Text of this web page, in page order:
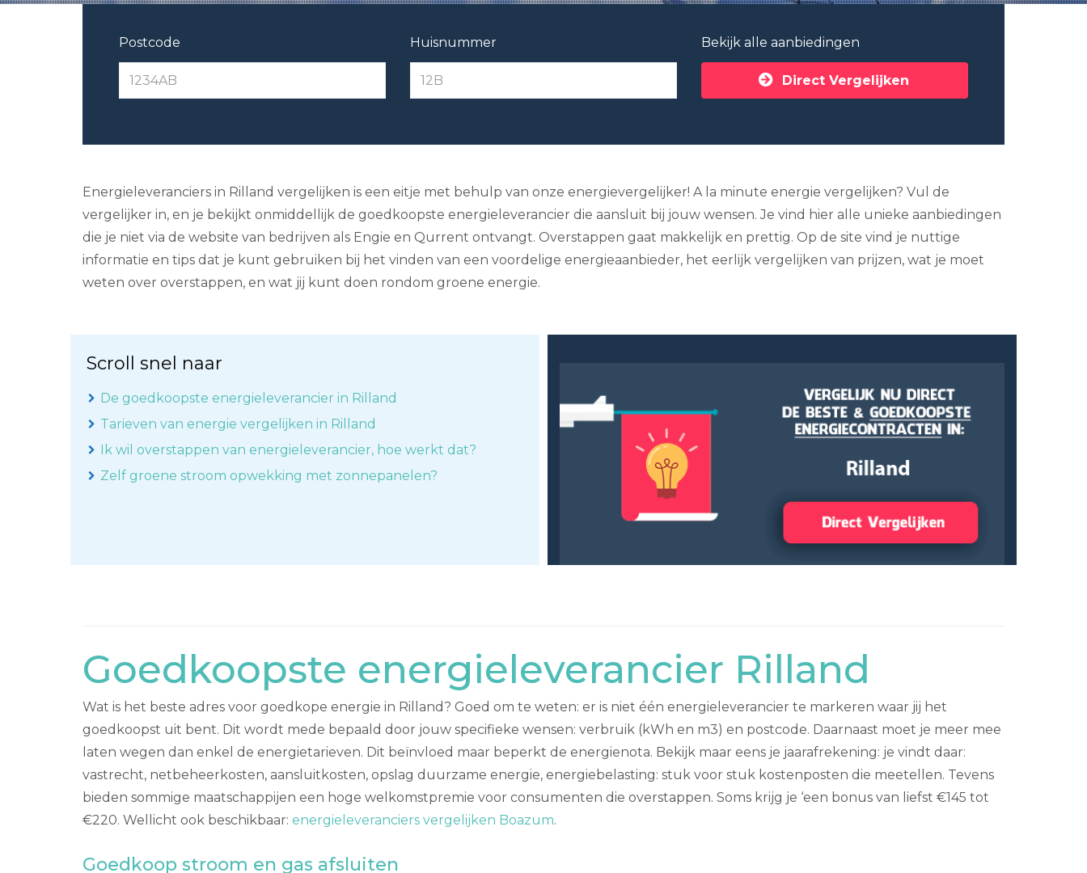
Postcode Huisnummer Bekijk alle aanbiedingen
Direct Vergelijken
Energieleveranciers in Rilland vergelijken is een eitje met behulp van onze energievergelijker! A la minute energie vergelijken? Vul de
vergelijker in, en je bekijkt onmiddellijk de goedkoopste energieleverancier die aansluit bij jouw wensen. Je vind hier alle unieke aanbiedingen
die je niet via de website van bedrijven als Engie en Qurrent ontvangt. Overstappen gaat makkelijk en prettig. Op de site vind je nuttige
informatie en tips dat je kunt gebruiken bij het vinden van een voordelige energieaanbieder, het eerlijk vergelijken van prijzen, wat je moet
weten over overstappen, en wat jij kunt doen rondom groene energie.
Scroll snel naar
De goedkoopste energieleverancier in Rilland
Tarieven van energie vergelijken in Rilland
Ik wil overstappen van energieleverancier, hoe werkt dat?
Zelf groene stroom opwekking met zonnepanelen?
Goedkoopste energieleverancier Rilland
Wat is het beste adres voor goedkope energie in Rilland? Goed om te weten: er is niet één energieleverancier te markeren waar jij het
goedkoopst uit bent. Dit wordt mede bepaald door jouw specifieke wensen: verbruik (kWh en m3) en postcode. Daarnaast moet je meer mee
laten wegen dan enkel de energietarieven. Dit beïnvloed maar beperkt de energienota. Bekijk maar eens je jaarafrekening: je vindt daar:
vastrecht, netbeheerkosten, aansluitkosten, opslag duurzame energie, energiebelasting: stuk voor stuk kostenposten die meetellen. Tevens
bieden sommige maatschappijen een hoge welkomstpremie voor consumenten die overstappen. Soms krijg je ‘een bonus van liefst €145 tot
€220. Wellicht ook beschikbaar: energieleveranciers vergelijken Boazum.
Goedkoop stroom en gas afsluiten